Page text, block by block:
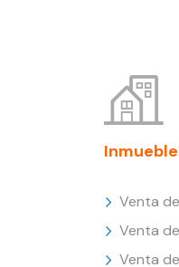
Venta
Venta
Venta